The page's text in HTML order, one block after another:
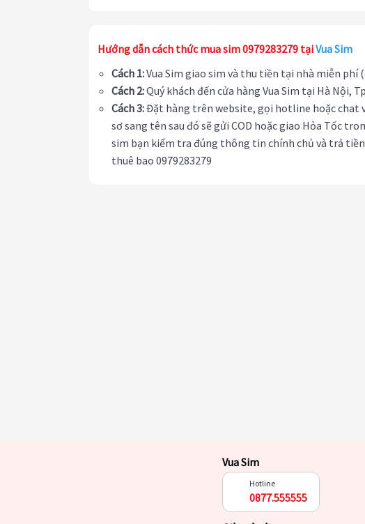
Hướng dẫn cách thức mua sim 0979283279 tạiVua Sim
Cách 1:Vua Sim giao sim và thu tiền tại nhà miễn phí
Cách 2:Quý khách đến cửa hàng Vua Sim tại Hà Nội,
Cách 3:Đặt hàng trên website, gọi hotline hoặc chat
sơ sang tên sau đó sẽ gửi COD hoặc giao Hỏa Tốc
sim bạn kiểm tra đúng thông tin chính chủ và trả tiền
thuê bao 0979283279
Vua Sim
Hotline
0877.555555